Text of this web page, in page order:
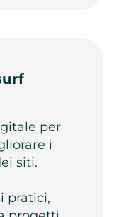
per
i
siti.
pratici,